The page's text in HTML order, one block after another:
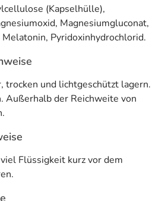
so den Körper über Tag- und
Ausschüttung erfolgt in
Dunkelheit. Mit zunehmendem
Ashwagandha-Wurzel
körpereigenen Substanz
B6 und dem Mineralstoff
die Einschlafzeit zu verkürzen
. Die positive
vor dem Schlafengehen 1 mg Melatonin
und Vitamin B6 tragen zu
(Kapselhülle),
Magnesiumgluconat,
Pyridoxinhydrochlorid.
trocken und lichtgeschützt lagern.
Außerhalb der Reichweite von
Flüssigkeit kurz vor dem